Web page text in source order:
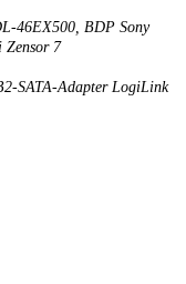
46EX500, BDP Sony
Zensor 7
SATA-Adapter LogiLink